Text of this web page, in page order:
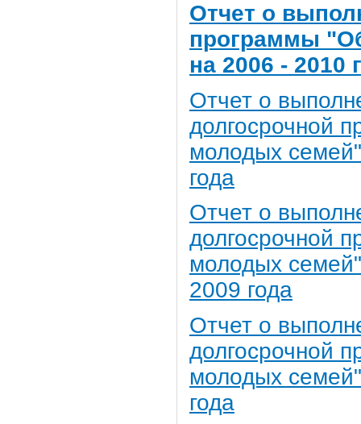
Отчет о
программы
на 2006 - 2010
Отчет о
долгосрочной
молодых
года
Отчет о
долгосрочной
молодых
2009 года
Отчет о
долгосрочной
молодых
года